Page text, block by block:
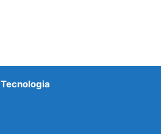
Tecnologia